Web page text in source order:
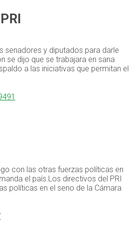
senadores y diputados para darle
se dijo que se trabajara en sana
a las iniciativas que permitan el
con las otras fuerzas políticas en
el país.Los directivos del PRI
políticas en el seno de la Cámara